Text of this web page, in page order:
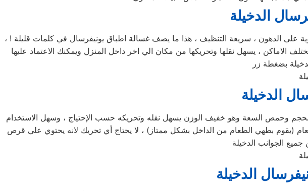
الدخيلة
علي الدهون ، سريعة التنظيف ، هذا ما يصف غسالة اطباق يونيفرسال في كلمات قليلة ! ،
لمدة 24 ساعة كاملة دون توقف ، تعمل في مختلف الاماكن ، يسهل نقلها وتحريكها من مكان الي اخر داخل المنزل ويمكنك الاعتماد عليها
الدخيلة
وحمص السعة وهو خفيف الوزن يسهل نقله وتحريكه حسب الإحتياج ، وسهل الاستخدام
بطهي الطعام من الداخل بشكل ممتاز) ، لا يحتاج أي تحريك لانه يحتوي علي قرص
الدخيلة